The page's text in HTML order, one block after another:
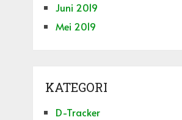
Juni 2019
Mei 2019
KATEGORI
D-Tracker